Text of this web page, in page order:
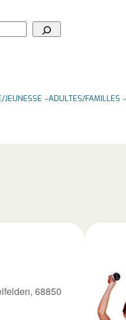
JEUNESSE ADULTES/FAMILLES
68850